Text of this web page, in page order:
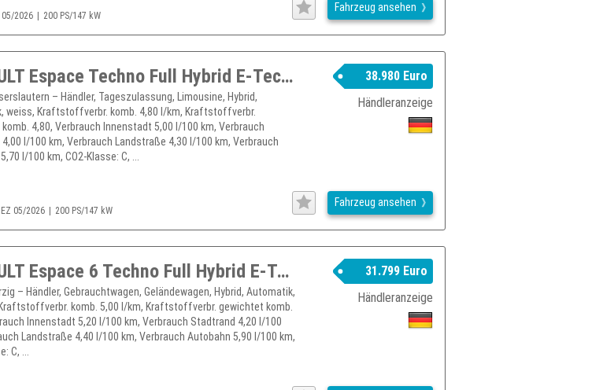
05/2026 200 PS/147 kW
Fahrzeug ansehen
RENAULT Espace Techno Full Hybrid E-Tech 200
– Händler, Tageszulassung, Limousine, Hybrid,
weiss, Kraftstoffverbr. komb. 4,80 l/km, Kraftstoffverbr.
4,80, Verbrauch Innenstadt 5,00 l/100 km, Verbrauch
l/100 km, Verbrauch Landstraße 4,30 l/100 km, Verbrauch
l/100 km, CO2-Klasse: C, ...
38.980 Euro
Händleranzeige
EZ 05/2026 200 PS/147 kW
Fahrzeug ansehen
RENAULT Espace 6 Techno Full Hybrid E-Tech 200 7- Sitzer
– Händler, Gebrauchtwagen, Geländewagen, Hybrid, Automatik,
komb. 5,00 l/km, Kraftstoffverbr. gewichtet komb.
Innenstadt 5,20 l/100 km, Verbrauch Stadtrand 4,20 l/100
Landstraße 4,40 l/100 km, Verbrauch Autobahn 5,90 l/100 km,
C, ...
31.799 Euro
Händleranzeige